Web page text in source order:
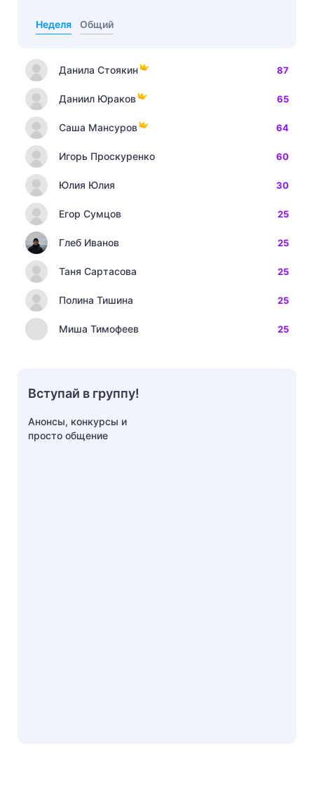
Неделя Общий
Данила Стоякин 87
Даниил Юраков 65
Саша Мансуров 64
Игорь Проскуренко 60
Юлия Юлия 30
Егор Сумцов 25
Глеб Иванов 25
Таня Сартасова 25
Полина Тишина 25
Миша Тимофеев 25
Вступай в группу!
Анонсы, конкурсы и
просто общение